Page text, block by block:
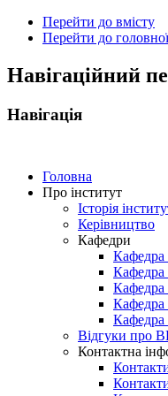
Перейти до вмісту
Перейти до головної
Навігаційний
Навігація
Головна
Про інститут
Історія
Керівництво
Кафедри
Кафедра
Кафедра
Кафедра
Кафедра
Кафедра
Відгуки про
Контактна